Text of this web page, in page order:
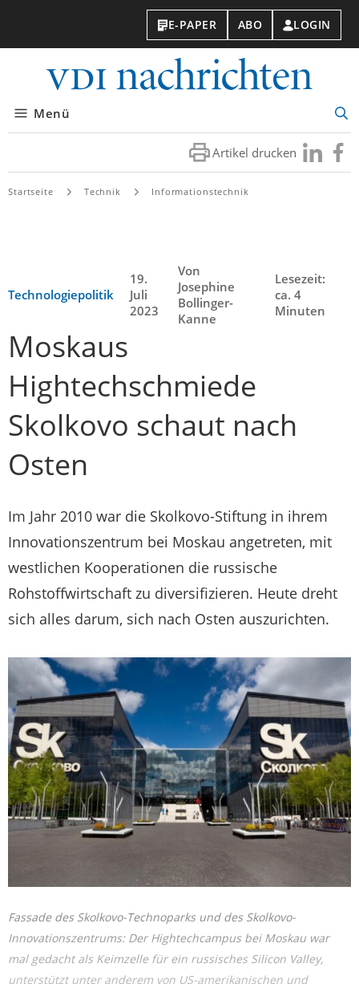
E-PAPER ABO LOGIN
Menü
Artikel drucken Besuchen
Sie
Sie
Startseite Technik Informationstechnik
Technologiepolitik
19.
Juli
2023
Von
Josephine
Bollinger-
Kanne
Lesezeit:
ca. 4
Minuten
Moskaus
Hightechschmiede
Skolkovo schaut nach
Osten
Im Jahr 2010 war die Skolkovo-Stiftung in ihrem
Innovationszentrum bei Moskau angetreten, mit
westlichen Kooperationen die russische
Rohstoffwirtschaft zu diversifizieren. Heute dreht
sich alles darum, sich nach Osten auszurichten.
Fassade des Skolkovo-Technoparks und des Skolkovo-
Innovationszentrums: Der Hightechcampus bei Moskau war
mal gedacht als Keimzelle für ein russisches Silicon Valley,
unterstützt unter anderem von US-amerikanischen und